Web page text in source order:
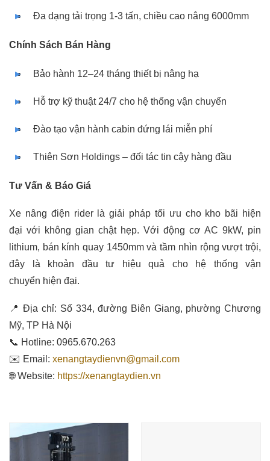
Đa dạng tải trọng 1-3 tấn, chiều cao nâng 6000mm
Chính Sách Bán Hàng
Bảo hành 12–24 tháng thiết bị nâng hạ
Hỗ trợ kỹ thuật 24/7 cho hệ thống vận chuyển
Đào tạo vận hành cabin đứng lái miễn phí
Thiên Sơn Holdings – đối tác tin cậy hàng đầu
Tư Vấn & Báo Giá
Xe nâng điện rider là giải pháp tối ưu cho kho bãi hiện
đại với không gian chật hẹp. Với động cơ AC 9kW, pin
lithium, bán kính quay 1450mm và tầm nhìn rộng vượt trội,
đây là khoản đầu tư hiệu quả cho hệ thống vận
chuyển hiện đại.
📍 Địa chỉ: Số 334, đường Biên Giang, phường Chương
Mỹ, TP Hà Nội
📞 Hotline: 0965.670.263
✉️ Email: xenangtaydienvn@gmail.com
🌐 Website: https://xenangtaydien.vn